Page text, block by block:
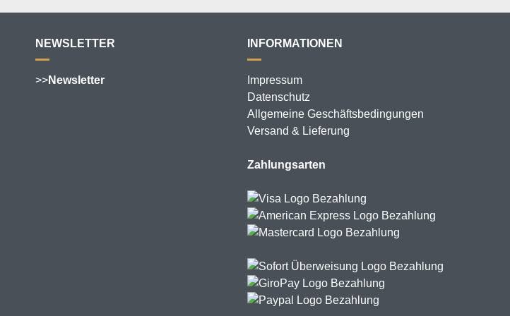
NEWSLETTER
>>Newsletter
INFORMATIONEN
Impressum
Datenschutz
Allgemeine Geschäftsbedingungen
Versand & Lieferung
Zahlungsarten